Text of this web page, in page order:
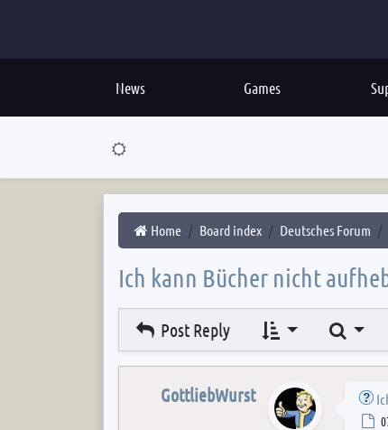
News Games
Home Board index Deutsches Forum
Ich kann Bücher nicht
Post Reply Search
GottliebWurst